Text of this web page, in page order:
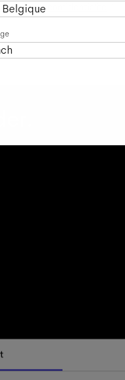
politique de confidentialité
Belgique